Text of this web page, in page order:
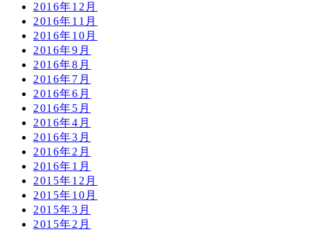
2016年12月
2016年11月
2016年10月
2016年9月
2016年8月
2016年7月
2016年6月
2016年5月
2016年4月
2016年3月
2016年2月
2016年1月
2015年12月
2015年10月
2015年3月
2015年2月